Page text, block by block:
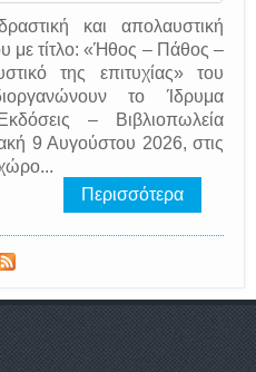
και απολαυστική
με τίτλο: «Ήθος – Πάθος –
της επιτυχίας» του
το Ίδρυμα
– Βιβλιοπωλεία
9 Αυγούστου 2026, στις
Περισσότερα